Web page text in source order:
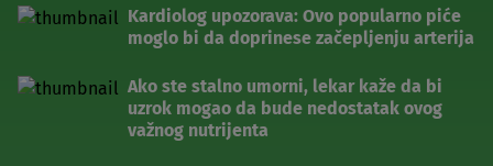
Kardiolog upozorava: Ovo popularno piće
moglo bi da doprinese začepljenju arterija
Ako ste stalno umorni, lekar kaže da bi
uzrok mogao da bude nedostatak ovog
važnog nutrijenta